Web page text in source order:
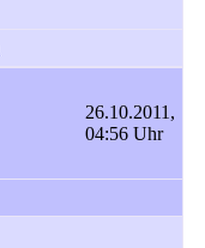
26.10.2011,
04:56 Uhr